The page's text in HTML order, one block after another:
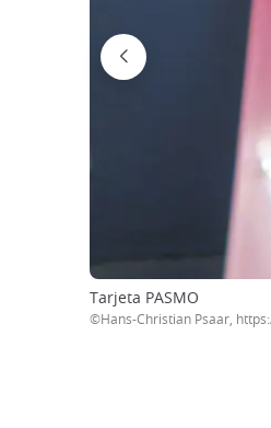
Tarjeta PASMO
©Hans-Christian Psaar,